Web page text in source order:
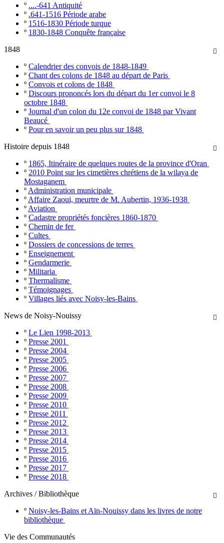
º ....-641 Antiquité
º .641-1516 Période arabe
º 1516-1830 Période turque
º 1830-1848 Conquête française

1848
º Calendrier des convois de 1848-1849
º Chant des colons de 1848 au départ de Paris
º Convois et colons de 1848
º Discours prononcés lors du départ du 1er convoi le 8
octobre 1848
º Journal d'un colon du 12e convoi de 1848 par Vivant
Beaucé
º Pour en savoir un peu plus sur 1848

Histoire depuis 1848
º 1865, Itinéraire de quelques routes de la province d'Oran
º 2010 Point sur les cimetières chrétiens de la wilaya de
Mostaganem
º Administration municipale
º Affaire Zaoui, meurtre de M. Aubertin, 1936-1938
º Aviation
º Cadastre propriétés foncières 1860-1870
º Chemin de fer
º Cultes
º Dossiers de concessions de terres
º Enseignement
º Gendarmerie
º Militaria
º Thermalisme
º Témoignages
º Villages liés avec Noisy-les-Bains

News de Noisy-Nouissy
º Le Lien 1998-2013
º Presse 2001
º Presse 2004
º Presse 2005
º Presse 2006
º Presse 2007
º Presse 2008
º Presse 2009
º Presse 2010
º Presse 2011
º Presse 2012
º Presse 2013
º Presse 2014
º Presse 2015
º Presse 2016
º Presse 2017
º Presse 2018

Archives / Bibliothèque
º Noisy-les-Bains et Aïn-Nouissy dans les livres de notre
bibliothèque
Vie des Communautés